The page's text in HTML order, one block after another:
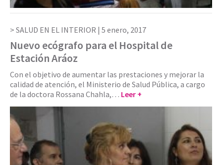
SALUD EN EL INTERIOR | 5 enero, 2017
Nuevo ecógrafo para el Hospital de
Estación Aráoz
Con el objetivo de aumentar las prestaciones y mejorar la
calidad de atención, el Ministerio de Salud Pública, a cargo
de la doctora Rossana Chahla,… Leer +